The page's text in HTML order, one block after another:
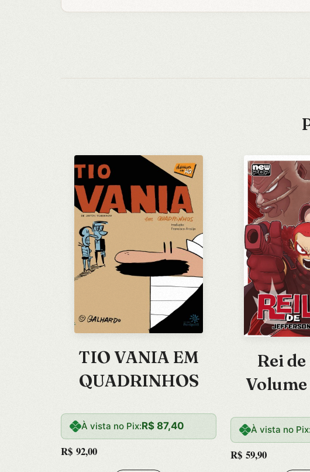
TIO VANIA EM
QUADRINHOS
À vista no Pix:R$ 87,40
R$ 92,00
Rei
À vista no Pix:
R$ 59,90